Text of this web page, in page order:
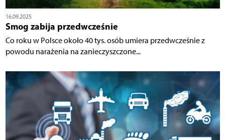
16.09.2025
Smog zabija przedwcześnie
Co roku w Polsce około 40 tys. osób umiera przedwcześnie z
powodu narażenia na zanieczyszczone...